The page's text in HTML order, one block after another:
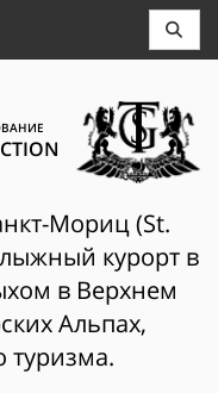
Мориц (St.
курорт в
в Верхнем
Альпах,
туризма.